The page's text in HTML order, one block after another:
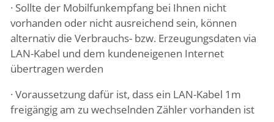
· Sollte der Mobilfunkempfang bei Ihnen nicht
vorhanden oder nicht ausreichend sein, können
alternativ die Verbrauchs- bzw. Erzeugungsdaten via
LAN-Kabel und dem kundeneigenen Internet
übertragen werden
· Voraussetzung dafür ist, dass ein LAN-Kabel 1m
freigängig am zu wechselnden Zähler vorhanden ist